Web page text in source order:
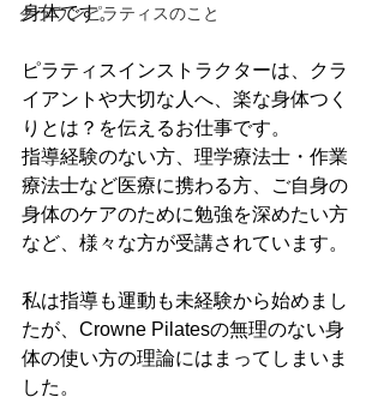
クラウンピラティスのこと
身体です。
ピラティスインストラクターは、クラ
イアントや大切な人へ、楽な身体つく
りとは？を伝えるお仕事です。
指導経験のない方、理学療法士・作業
療法士など医療に携わる方、ご自身の
身体のケアのために勉強を深めたい方
など、様々な方が受講されています。
私は指導も運動も未経験から始めまし
たが、Crowne Pilatesの無理のない身
体の使い方の理論にはまってしまいま
した。